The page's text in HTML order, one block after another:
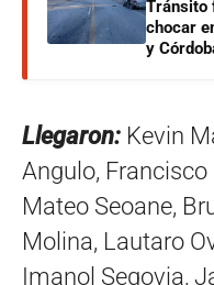
Tránsito
chocar
y
Llegaron: Kevin
Angulo,
Mateo Seoane,
Molina, Lautaro
Imanol Segovia,